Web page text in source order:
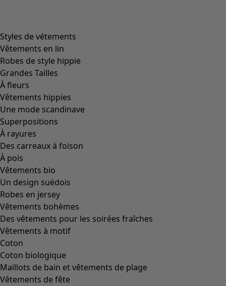
Styles de vétements
Vêtements en lin
Robes de style hippie
Grandes Tailles
À fleurs
Vêtements hippies
Une mode scandinave
Superpositions
À rayures
Des carreaux à foison
À pois
Vêtements bio
Un design suédois
Robes en jersey
Vêtements bohèmes
Des vêtements pour les soirées fraîches
Vêtements à motif
Coton
Coton biologique
Maillots de bain et vêtements de plage
Vêtements de fête